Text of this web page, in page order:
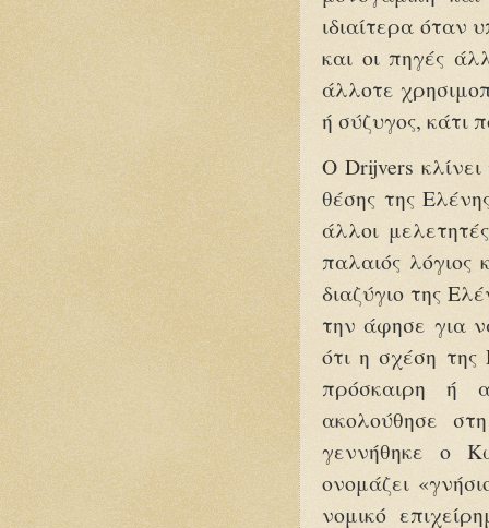
ιδιαίτερα όταν
και οι πηγές
άλλοτε
ή σύζυγος, κάτι
Ο Drijvers
θέσης της
άλλοι
παλαιός λόγιος
διαζύγιο της
την άφησε για
ότι η σχέση
πρόσκαιρη ή
ακολούθησε
γεννήθηκε ο
ονομάζει
νομικό